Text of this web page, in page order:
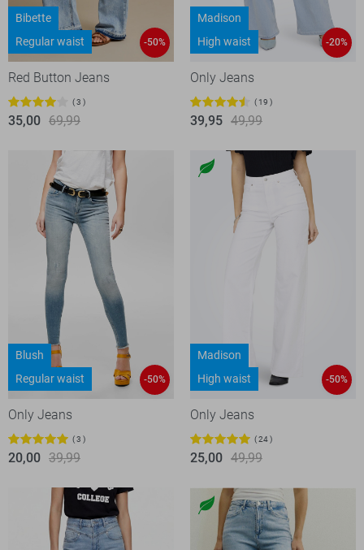
Bibette
Regular waist
-50%
Red Button Jeans
3
35,00 69,99
Madison
High waist
-20%
Only Jeans
19
39,95 49,99
Blush
Regular waist
-50%
Only Jeans
3
20,00 39,99
Madison
High waist
-50%
Only Jeans
24
25,00 49,99